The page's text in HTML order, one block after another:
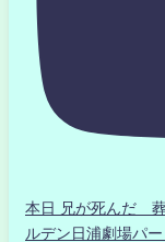
本日 兄が死んだ
ルデン日浦劇場パー